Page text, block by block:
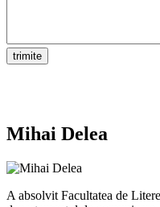
Mihai Delea
A absolvit Facultatea de